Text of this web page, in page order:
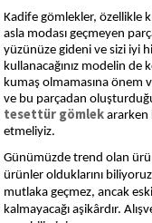
Kadife gömlekler, özellikle
asla modası geçmeyen
yüzünüze gideni ve sizi iyi
kullanacağınız modelin de
kumaş olmamasına önem
ve bu parçadan
tesettür gömlek ararken
etmeliyiz.
Günümüzde trend olan
ürünler olduklarını
mutlaka geçmez, ancak
kalmayacağı aşikârdır.